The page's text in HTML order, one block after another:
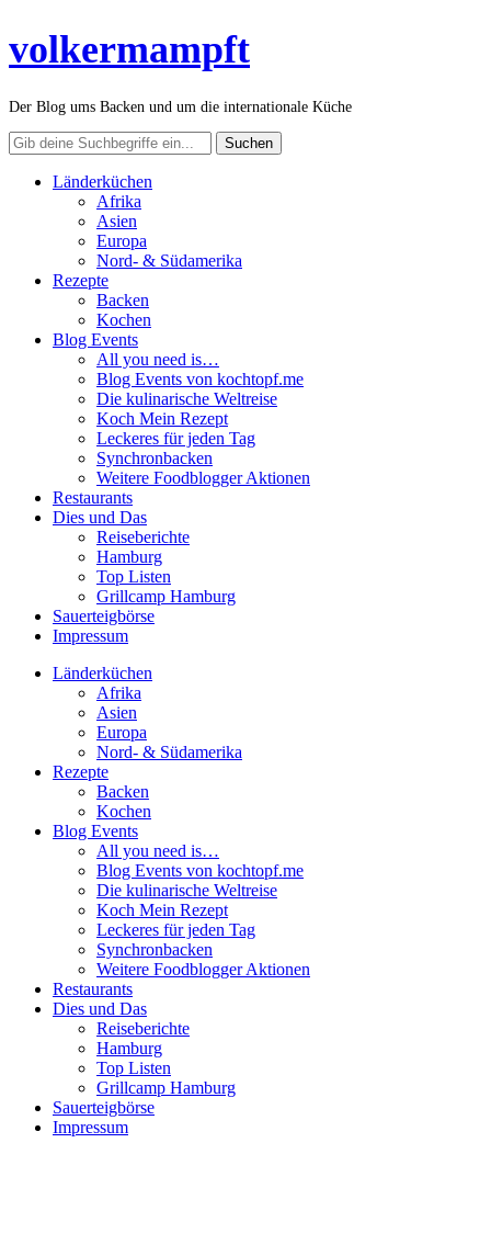
volkermampft
Der Blog ums Backen und um die internationale Küche
Länderküchen
Afrika
Asien
Europa
Nord- & Südamerika
Rezepte
Backen
Kochen
Blog Events
All you need is…
Blog Events von kochtopf.me
Die kulinarische Weltreise
Koch Mein Rezept
Leckeres für jeden Tag
Synchronbacken
Weitere Foodblogger Aktionen
Restaurants
Dies und Das
Reiseberichte
Hamburg
Top Listen
Grillcamp Hamburg
Sauerteigbörse
Impressum
Länderküchen
Afrika
Asien
Europa
Nord- & Südamerika
Rezepte
Backen
Kochen
Blog Events
All you need is…
Blog Events von kochtopf.me
Die kulinarische Weltreise
Koch Mein Rezept
Leckeres für jeden Tag
Synchronbacken
Weitere Foodblogger Aktionen
Restaurants
Dies und Das
Reiseberichte
Hamburg
Top Listen
Grillcamp Hamburg
Sauerteigbörse
Impressum